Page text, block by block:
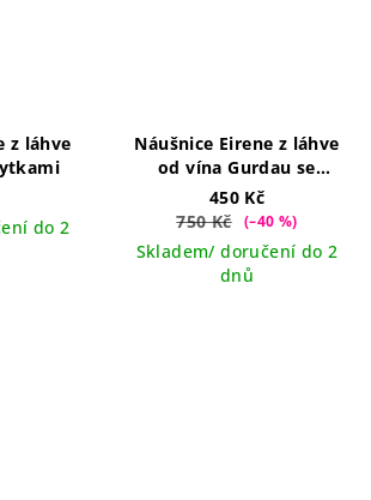
z láhve
do 2
Náušnice Eirene z láhve
od vína Gurdau se
třpytkamiLimitka
450 Kč
750 Kč
(–40 %)
Skladem/ doručení do 2
dnů